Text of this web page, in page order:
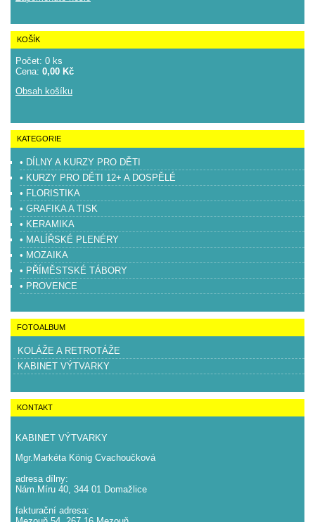
KOŠÍK
Počet: 0 ks
Cena: 0,00 Kč
Obsah košíku
KATEGORIE
• DÍLNY A KURZY PRO DĚTI
• KURZY PRO DĚTI 12+ A DOSPĚLÉ
• FLORISTIKA
• GRAFIKA A TISK
• KERAMIKA
• MALÍŘSKÉ PLENÉRY
• MOZAIKA
• PŘÍMĚSTSKÉ TÁBORY
• PROVENCE
FOTOALBUM
KOLÁŽE A RETROTÁŽE
KABINET VÝTVARKY
KONTAKT
KABINET VÝTVARKY
Mgr.Markéta König Cvachoučková
adresa dílny:
Nám.Míru 40, 344 01 Domažlice
fakturační adresa: